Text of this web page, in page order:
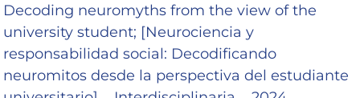
Decoding neuromyths from the view of the
university student; [Neurociencia y
responsabilidad social: Decodificando
neuromitos desde la perspectiva del estudiante